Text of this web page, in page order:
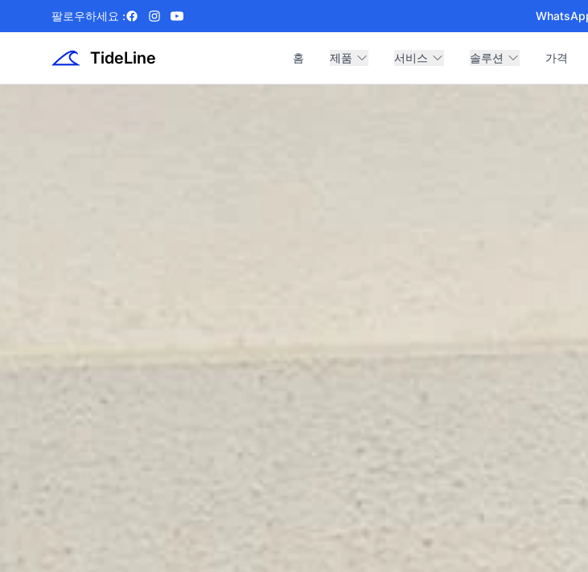
팔로우하세요 :Facebook
Instagram
YouTube
TideLine 홈 제품 서비스 솔루션 가격